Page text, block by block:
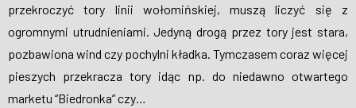
przekroczyć tory linii wołomińskiej, muszą liczyć się z
ogromnymi utrudnieniami. Jedyną drogą przez tory jest stara,
pozbawiona wind czy pochylni kładka. Tymczasem coraz więcej
pieszych przekracza tory idąc np. do niedawno otwartego
marketu “Biedronka” czy